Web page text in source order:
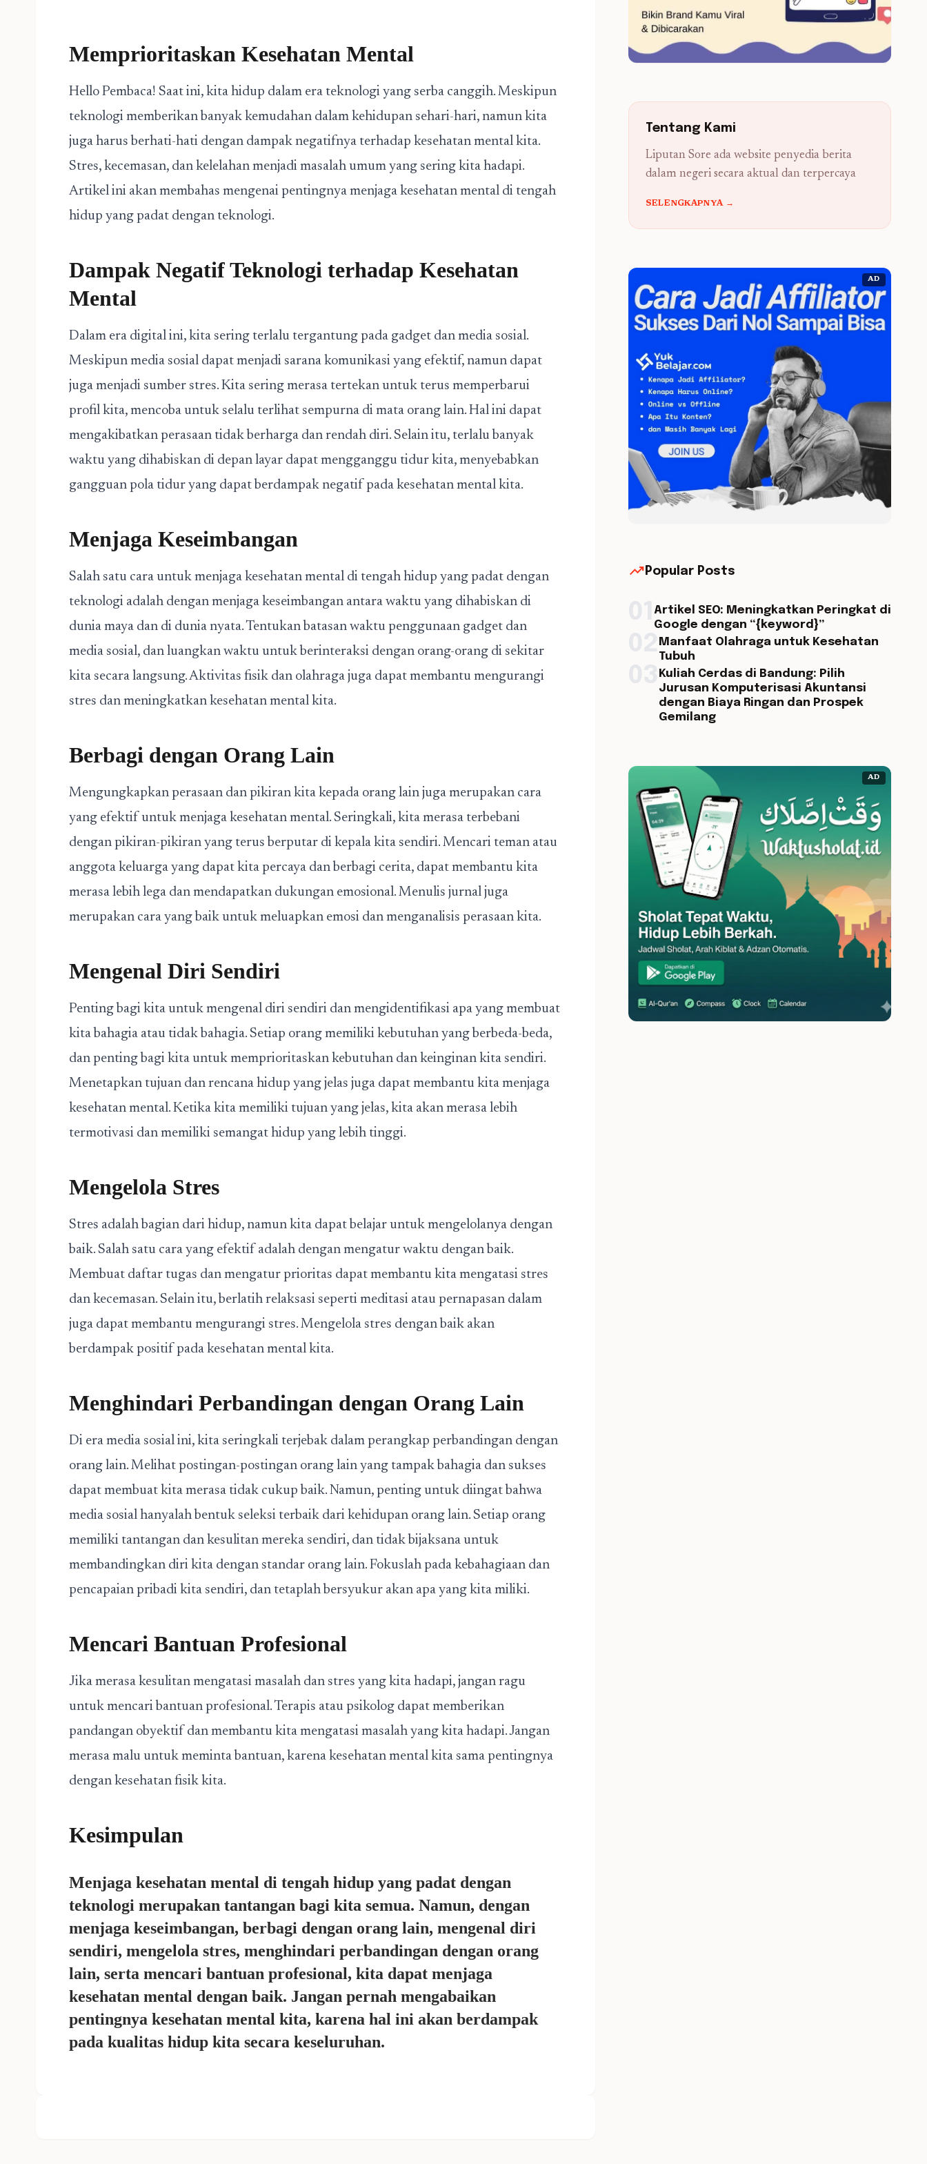
Memprioritaskan Kesehatan Mental
Hello Pembaca! Saat ini, kita hidup dalam era teknologi yang serba canggih. Meskipun
teknologi memberikan banyak kemudahan dalam kehidupan sehari-hari, namun kita
juga harus berhati-hati dengan dampak negatifnya terhadap kesehatan mental kita.
Stres, kecemasan, dan kelelahan menjadi masalah umum yang sering kita hadapi.
Artikel ini akan membahas mengenai pentingnya menjaga kesehatan mental di tengah
hidup yang padat dengan teknologi.
Dampak Negatif Teknologi terhadap Kesehatan
Mental
Dalam era digital ini, kita sering terlalu tergantung pada gadget dan media sosial.
Meskipun media sosial dapat menjadi sarana komunikasi yang efektif, namun dapat
juga menjadi sumber stres. Kita sering merasa tertekan untuk terus memperbarui
profil kita, mencoba untuk selalu terlihat sempurna di mata orang lain. Hal ini dapat
mengakibatkan perasaan tidak berharga dan rendah diri. Selain itu, terlalu banyak
waktu yang dihabiskan di depan layar dapat mengganggu tidur kita, menyebabkan
gangguan pola tidur yang dapat berdampak negatif pada kesehatan mental kita.
Menjaga Keseimbangan
Salah satu cara untuk menjaga kesehatan mental di tengah hidup yang padat dengan
teknologi adalah dengan menjaga keseimbangan antara waktu yang dihabiskan di
dunia maya dan di dunia nyata. Tentukan batasan waktu penggunaan gadget dan
media sosial, dan luangkan waktu untuk berinteraksi dengan orang-orang di sekitar
kita secara langsung. Aktivitas fisik dan olahraga juga dapat membantu mengurangi
stres dan meningkatkan kesehatan mental kita.
Berbagi dengan Orang Lain
Mengungkapkan perasaan dan pikiran kita kepada orang lain juga merupakan cara
yang efektif untuk menjaga kesehatan mental. Seringkali, kita merasa terbebani
dengan pikiran-pikiran yang terus berputar di kepala kita sendiri. Mencari teman atau
anggota keluarga yang dapat kita percaya dan berbagi cerita, dapat membantu kita
merasa lebih lega dan mendapatkan dukungan emosional. Menulis jurnal juga
merupakan cara yang baik untuk meluapkan emosi dan menganalisis perasaan kita.
Mengenal Diri Sendiri
Penting bagi kita untuk mengenal diri sendiri dan mengidentifikasi apa yang membuat
kita bahagia atau tidak bahagia. Setiap orang memiliki kebutuhan yang berbeda-beda,
dan penting bagi kita untuk memprioritaskan kebutuhan dan keinginan kita sendiri.
Menetapkan tujuan dan rencana hidup yang jelas juga dapat membantu kita menjaga
kesehatan mental. Ketika kita memiliki tujuan yang jelas, kita akan merasa lebih
termotivasi dan memiliki semangat hidup yang lebih tinggi.
Mengelola Stres
Stres adalah bagian dari hidup, namun kita dapat belajar untuk mengelolanya dengan
baik. Salah satu cara yang efektif adalah dengan mengatur waktu dengan baik.
Membuat daftar tugas dan mengatur prioritas dapat membantu kita mengatasi stres
dan kecemasan. Selain itu, berlatih relaksasi seperti meditasi atau pernapasan dalam
juga dapat membantu mengurangi stres. Mengelola stres dengan baik akan
berdampak positif pada kesehatan mental kita.
Menghindari Perbandingan dengan Orang Lain
Di era media sosial ini, kita seringkali terjebak dalam perangkap perbandingan dengan
orang lain. Melihat postingan-postingan orang lain yang tampak bahagia dan sukses
dapat membuat kita merasa tidak cukup baik. Namun, penting untuk diingat bahwa
media sosial hanyalah bentuk seleksi terbaik dari kehidupan orang lain. Setiap orang
memiliki tantangan dan kesulitan mereka sendiri, dan tidak bijaksana untuk
membandingkan diri kita dengan standar orang lain. Fokuslah pada kebahagiaan dan
pencapaian pribadi kita sendiri, dan tetaplah bersyukur akan apa yang kita miliki.
Mencari Bantuan Profesional
Jika merasa kesulitan mengatasi masalah dan stres yang kita hadapi, jangan ragu
untuk mencari bantuan profesional. Terapis atau psikolog dapat memberikan
pandangan obyektif dan membantu kita mengatasi masalah yang kita hadapi. Jangan
merasa malu untuk meminta bantuan, karena kesehatan mental kita sama pentingnya
dengan kesehatan fisik kita.
Kesimpulan
Menjaga kesehatan mental di tengah hidup yang padat dengan
teknologi merupakan tantangan bagi kita semua. Namun, dengan
menjaga keseimbangan, berbagi dengan orang lain, mengenal diri
sendiri, mengelola stres, menghindari perbandingan dengan orang
lain, serta mencari bantuan profesional, kita dapat menjaga
kesehatan mental dengan baik. Jangan pernah mengabaikan
pentingnya kesehatan mental kita, karena hal ini akan berdampak
pada kualitas hidup kita secara keseluruhan.
Tentang Kami
Liputan Sore ada website penyedia berita
dalam negeri secara aktual dan terpercaya
SELENGKAPNYA →
AD
trending_up Popular Posts
Artikel SEO: Meningkatkan Peringkat di
Google dengan “{keyword}”
Manfaat Olahraga untuk Kesehatan
Tubuh
Kuliah Cerdas di Bandung: Pilih
Jurusan Komputerisasi Akuntansi
dengan Biaya Ringan dan Prospek
Gemilang
AD